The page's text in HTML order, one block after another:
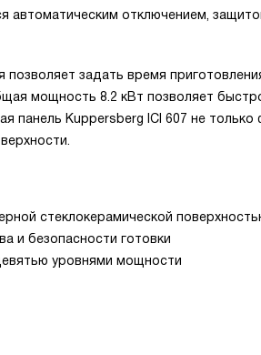
автоматическим отключением,
задать время
мощность 8.2 кВт позволяет
панель Kuppersberg ICI 607 не только
стеклокерамической
и безопасности готовки
уровнями мощности